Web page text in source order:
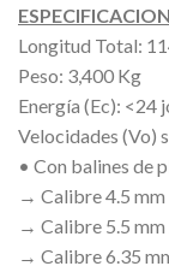
Longitud Total:
Peso: 3,400 Kg
Energía (Ec): <24
Velocidades (Vo)
• Con balines de
→ Calibre 4.5 mm
→ Calibre 5.5 mm
→ Calibre 6.35